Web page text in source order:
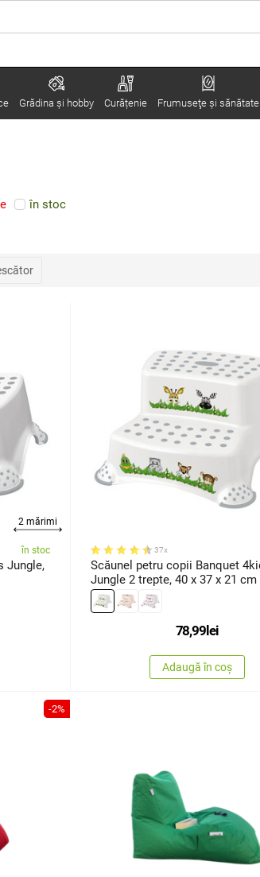
Grădina şi hobby Curățenie Frumuseţe şi sănătate
în stoc
2 mărimi
în stoc
Jungle,
37x
Scăunel petru copii Banquet 4kids
Jungle 2 trepte, 40 x 37 x 21 cm
78,99 lei
Adaugă în coș
-2%